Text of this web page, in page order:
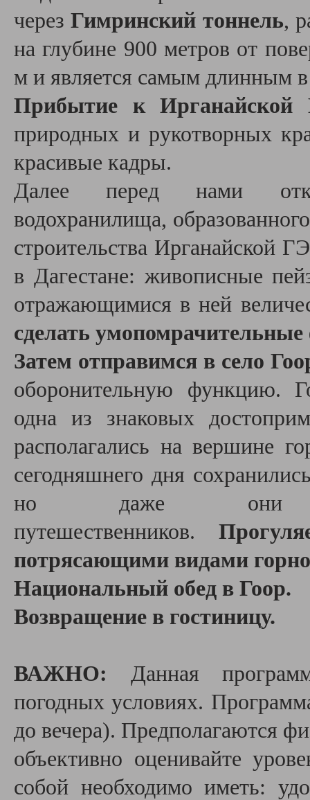
черезГимринский тоннель,
на глубине 900 метров от
м и является самым длинным
Прибытие к Ирганайской
природных и рукотворных
красивые кадры.
Далее перед нами
водохранилища,
строительства Ирганайской
в Дагестане: живописные
отражающимися в ней
сделать
Затем отправимся в село
оборонительную функцию.
одна из знаковых
располагались на вершине
сегодняшнего дня
но даже они
путешественников.
потрясающими видами
Национальный обед в Гоор.
Возвращение в гостиницу.
ВАЖНО: Данная
погодных условиях.
до вечера). Предполагаются
объективно оценивайте
собой необходимо иметь: